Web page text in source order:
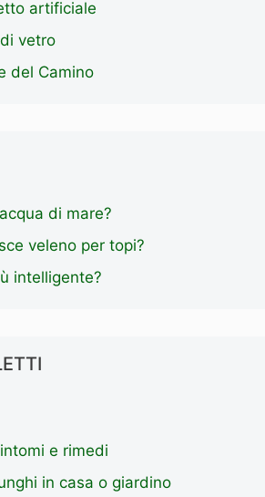
artificiale
vetro
del Camino
di mare?
veleno per topi?
intelligente?
e rimedi
in casa o giardino